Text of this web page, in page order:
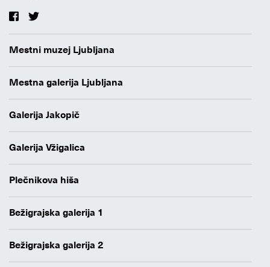
Mestni muzej Ljubljana
Mestna galerija Ljubljana
Galerija Jakopič
Galerija Vžigalica
Plečnikova hiša
Bežigrajska galerija 1
Bežigrajska galerija 2